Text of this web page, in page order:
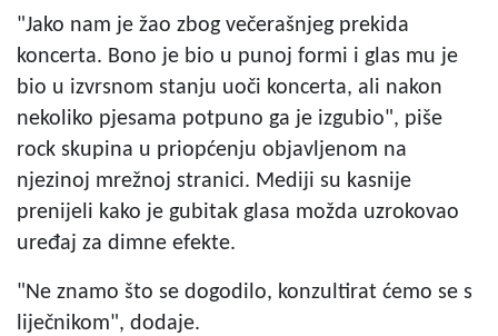
"Jako nam je žao zbog večerašnjeg prekida
koncerta. Bono je bio u punoj formi i glas mu je
bio u izvrsnom stanju uoči koncerta, ali nakon
nekoliko pjesama potpuno ga je izgubio", piše
rock skupina u priopćenju objavljenom na
njezinoj mrežnoj stranici. Mediji su kasnije
prenijeli kako je gubitak glasa možda uzrokovao
uređaj za dimne efekte.
"Ne znamo što se dogodilo, konzultirat ćemo se s
liječnikom", dodaje.